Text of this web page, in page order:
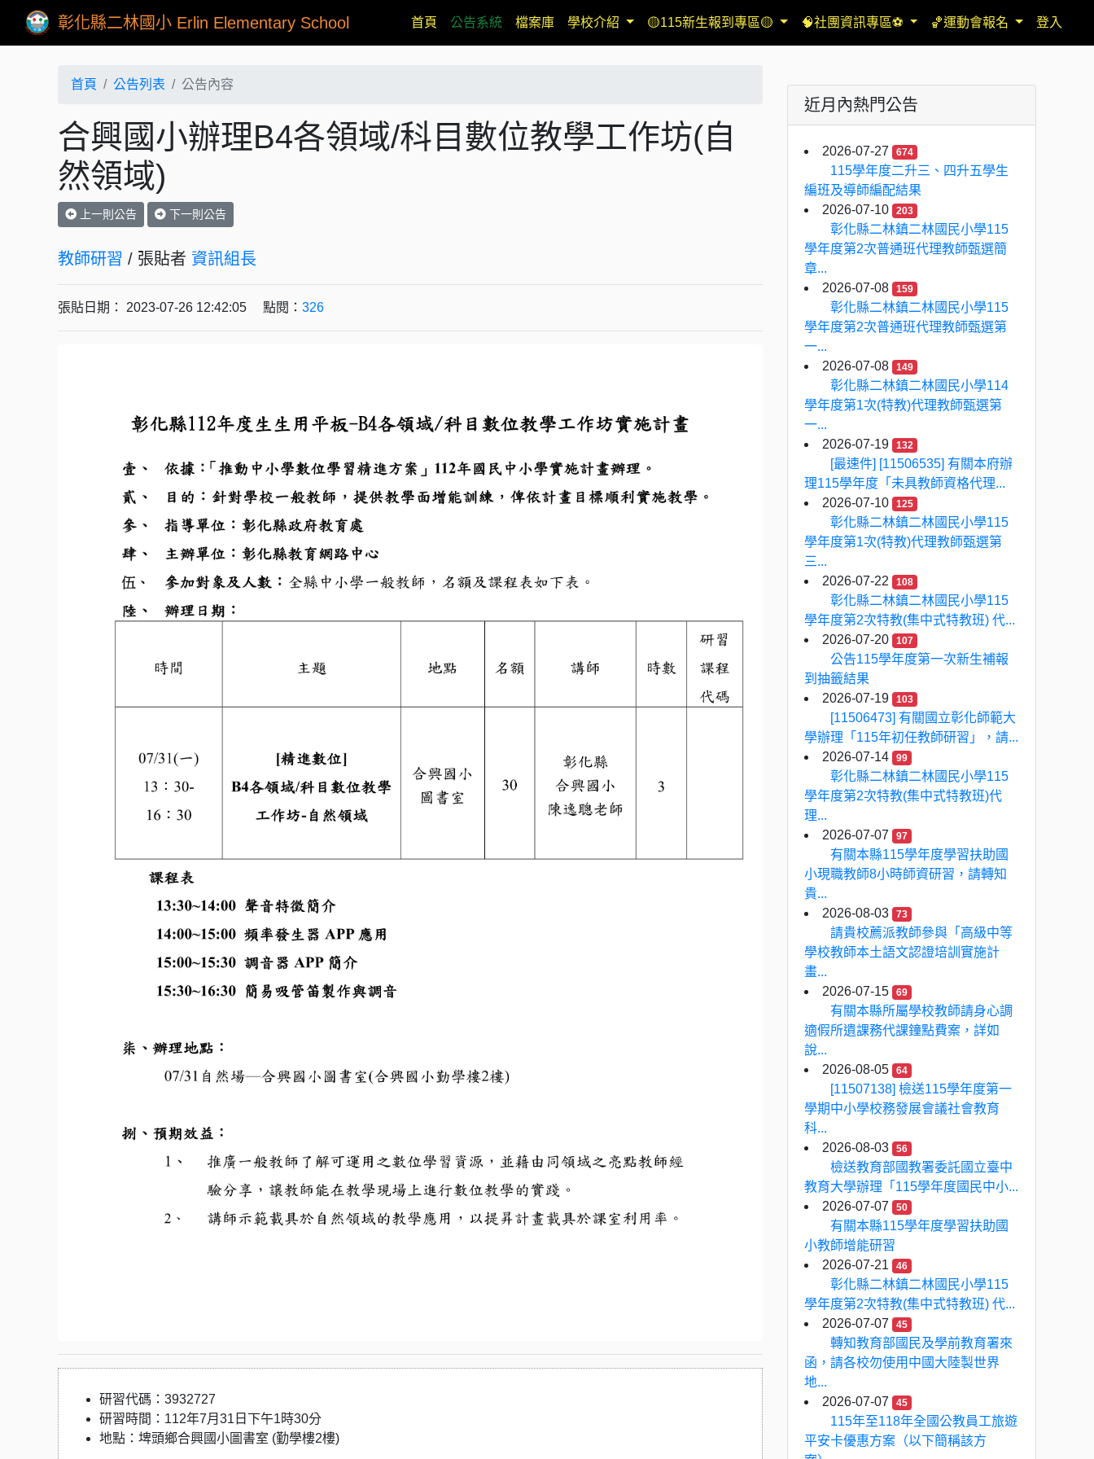
彰化縣二林國小 Erlin Elementary School 首頁 (current)
公告系統 檔案庫 學校介紹 🟡115新生報到專區🟡 🧠社團資訊專區⚽ 🏀運動會報名 登入
首頁 公告列表 公告內容
合興國小辦理B4各領域/科目數位教學工作坊(自
然領域)
上一則公告 下一則公告
教師研習 / 張貼者 資訊組長
張貼日期： 2023-07-26 12:42:05 點閱： 326
研習代碼：3932727
研習時間：112年7月31日下午1時30分
地點：埤頭鄉合興國小圖書室 (勤學樓2樓)
近月內熱門公告
2026-07-27 674
115學年度二升三、四升五學生
編班及導師編配結果
2026-07-10
203
彰化縣二林鎮二林國民小學115
學年度第2次普通班代理教師甄選簡
章...
2026-07-08
159
彰化縣二林鎮二林國民小學115
學年度第2次普通班代理教師甄選第
一...
2026-07-08
149
彰化縣二林鎮二林國民小學114
學年度第1次(特教)代理教師甄選第
一...
2026-07-19
132
[最速件] [11506535] 有關本府辦
理115學年度「未具教師資格代理...
2026-07-10
125
彰化縣二林鎮二林國民小學115
學年度第1次(特教)代理教師甄選第
三...
2026-07-22
108
彰化縣二林鎮二林國民小學115
學年度第2次特教(集中式特教班) 代...
2026-07-20
107
公告115學年度第一次新生補報
到抽籤結果
2026-07-19
103
[11506473] 有關國立彰化師範大
學辦理「115年初任教師研習」，請...
2026-07-14
99
彰化縣二林鎮二林國民小學115
學年度第2次特教(集中式特教班)代
理...
2026-07-07
97
有關本縣115學年度學習扶助國
小現職教師8小時師資研習，請轉知
貴...
2026-08-03
73
請貴校薦派教師參與「高級中等
學校教師本土語文認證培訓實施計
畫...
2026-07-15
69
有關本縣所屬學校教師請身心調
適假所遺課務代課鐘點費案，詳如
說...
2026-08-05
64
[11507138] 檢送115學年度第一
學期中小學校務發展會議社會教育
科...
2026-08-03
56
檢送教育部國教署委託國立臺中
教育大學辦理「115學年度國民中小...
2026-07-07
50
有關本縣115學年度學習扶助國
小教師增能研習
2026-07-21
46
彰化縣二林鎮二林國民小學115
學年度第2次特教(集中式特教班) 代...
2026-07-07
45
轉知教育部國民及學前教育署來
函，請各校勿使用中國大陸製世界
地...
2026-07-07
45
115年至118年全國公教員工旅遊
平安卡優惠方案（以下簡稱該方